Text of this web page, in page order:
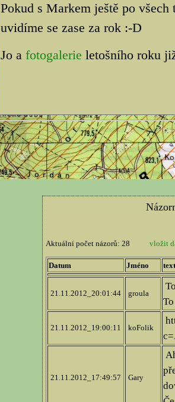
Pokud s Markem ještě po
uvidíme se zase za rok :-D
Jo a fotogalerie letošního roku